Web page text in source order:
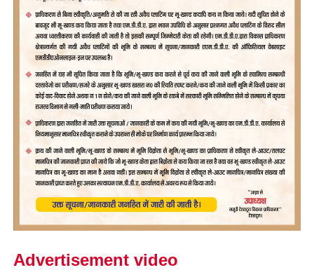
Advertisement video